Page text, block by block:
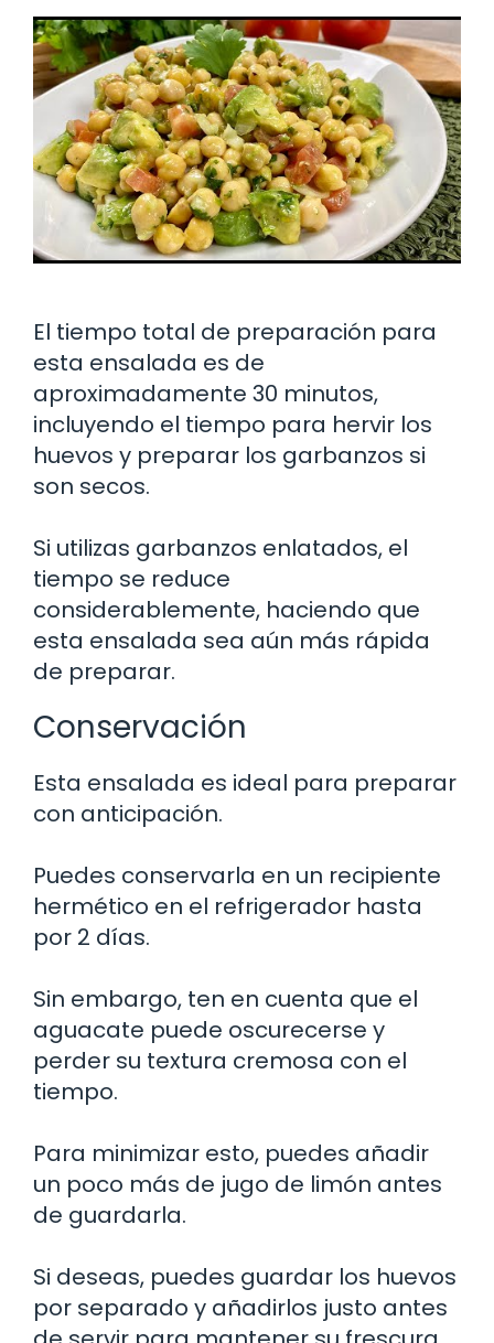
El tiempo total de preparación para
esta ensalada es de
aproximadamente 30 minutos,
incluyendo el tiempo para hervir los
huevos y preparar los garbanzos si
son secos.
Si utilizas garbanzos enlatados, el
tiempo se reduce
considerablemente, haciendo que
esta ensalada sea aún más rápida
de preparar.
Conservación
Esta ensalada es ideal para preparar
con anticipación.
Puedes conservarla en un recipiente
hermético en el refrigerador hasta
por 2 días.
Sin embargo, ten en cuenta que el
aguacate puede oscurecerse y
perder su textura cremosa con el
tiempo.
Para minimizar esto, puedes añadir
un poco más de jugo de limón antes
de guardarla.
Si deseas, puedes guardar los huevos
por separado y añadirlos justo antes